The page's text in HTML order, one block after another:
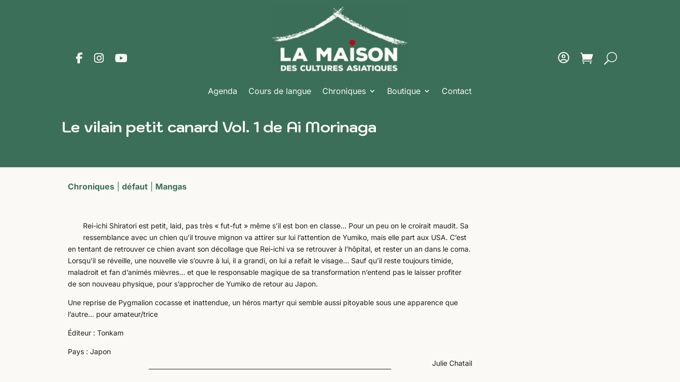
Agenda Cours de langue Chroniques Boutique Contact
Le vilain petit canard Vol. 1 de Ai Morinaga
Chroniques |défaut Mangas
Rei-ichi Shiratori est petit, laid, pas très « fut-fut » même s’il est bon en classe… Pour un peu on le croirait maudit. Sa
ressemblance avec un chien qu’il trouve mignon va attirer sur lui l’attention de Yumiko, mais elle part aux USA. C’est
en tentant de retrouver ce chien avant son décollage que Rei-ichi va se retrouver à l’hôpital, et rester un an dans le coma.
Lorsqu’il se réveille, une nouvelle vie s’ouvre à lui, il a grandi, on lui a refait le visage… Sauf qu’il reste toujours timide,
maladroit et fan d’animés mièvres… et que le responsable magique de sa transformation n’entend pas le laisser profiter
de son nouveau physique, pour s’approcher de Yumiko de retour au Japon.
Une reprise de Pygmalion cocasse et inattendue, un héros martyr qui semble aussi pitoyable sous une apparence que
l’autre… pour amateur/trice
Éditeur : Tonkam
Pays : Japon
Julie Chatail